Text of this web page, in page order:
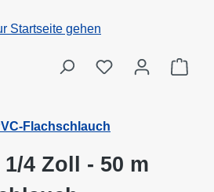
Flachschlauch
4 Zoll - 50 m